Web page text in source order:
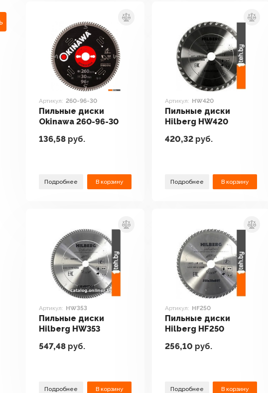
Артикул: 260-96-30
Пильные диски
Okinawa 260-96-30
136,58 руб.
Подробнее В корзину
Артикул: HW420
Пильные диски
Hilberg HW420
420,32руб.
Подробнее В корзину
Артикул: HW353
Пильные диски
Hilberg HW353
547,48 руб.
Подробнее В корзину
Артикул: HF250
Пильные диски
Hilberg HF250
256,10 руб.
Подробнее В корзину